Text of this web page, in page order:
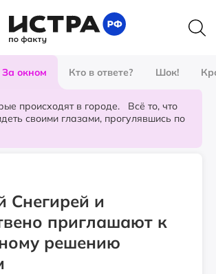
За окном Кто в ответе? Шок!
происходят в городе. Всё то, что
своими глазами, прогулявшись по
Снегирей и
приглашают к
решению